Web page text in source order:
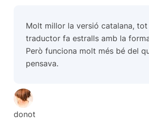
Molt millor la versió catalana, tot
traductor fa estralls amb la forma
Però funciona molt més bé del
pensava.
donot